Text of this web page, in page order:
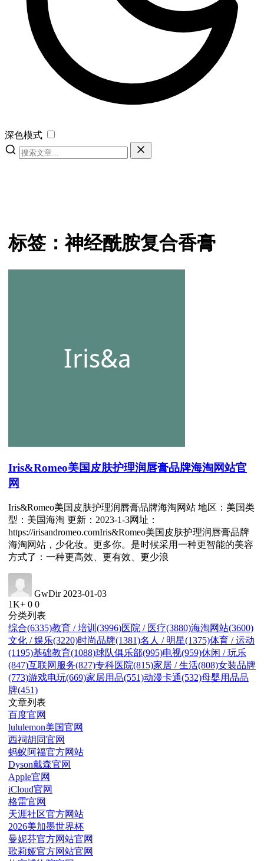
深色模式
标签：神经酰胺复合香膏
Iris&Romeo美国皮肤护理润唇膏品牌海淘网站官
网
Iris&Romeo美国皮肤护理润唇膏品牌海淘网站 地区：美国类
型：美国海淘 更新：2023-1-3网址：
https://irisandromeo.comIris&Romeo美国皮肤护理润唇膏品牌
海淘网站，少化妆。更多你。是时候采用一种更智能的美容
方式了：一种更高效、更有效、更少浪
GwDir 2023-01-03
1K+ 0 0
分类列表
综合(6335)教育 / 培训(3996)医院 / 医疗(3880)海淘网站(3600)
文化 / 娱乐(3220)时尚品牌(1381)名人 / 明星(1375)体育 / 运动
(1195)基础教育(1088)球队俱乐部(995)电视(959)休闲 / 玩乐
(847)互联网服务(827)专科医院(815)家居 / 生活(808)女装品牌
(773)游戏电玩(669)家居用品(551)动漫卡通(532)母婴用品品
牌(451)
文章列表
百度官网
lululemon美国官网
西祠胡同官网
蚂蚁阿福官方网站
Dyson戴森官网
Apple官网
iCloud官网
格雷官网
天涯社区官方网站
2026美加墨世界杯
曼妮芬官方网站官网
歌莉娅官方网站官网